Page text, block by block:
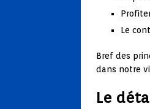
Le
Bref des
dans notre
Le